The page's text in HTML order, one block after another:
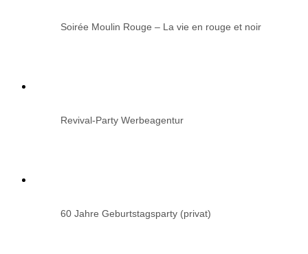
Soirée Moulin Rouge – La vie en rouge et noir
Revival-Party Werbeagentur
60 Jahre Geburtstagsparty (privat)